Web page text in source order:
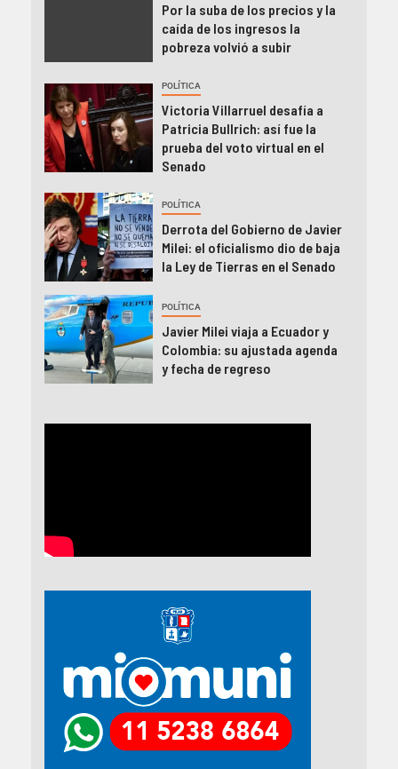
Por la suba de los precios y la
caída de los ingresos la
pobreza volvió a subir
POLÍTICA
Victoria Villarruel desafía a
Patricia Bullrich: así fue la
prueba del voto virtual en el
Senado
POLÍTICA
Derrota del Gobierno de Javier
Milei: el oficialismo dio de baja
la Ley de Tierras en el Senado
POLÍTICA
Javier Milei viaja a Ecuador y
Colombia: su ajustada agenda
y fecha de regreso